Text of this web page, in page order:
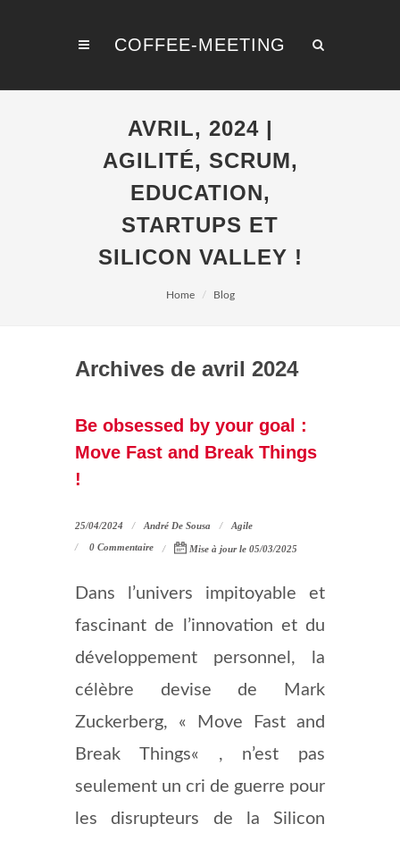
COFFEE-MEETING
AVRIL, 2024 |
AGILITÉ, SCRUM,
EDUCATION,
STARTUPS ET
SILICON VALLEY !
Home Blog
Archives de avril 2024
Be obsessed by your goal :
Move Fast and Break Things
!
25/04/2024 André De Sousa
Agile
0 Commentaire
Mise à jour le 05/03/2025
Dans l’univers impitoyable et
fascinant de l’innovation et du
développement personnel, la
célèbre devise de Mark
Zuckerberg, « Move Fast and
Break Things« , n’est pas
seulement un cri de guerre pour
les disrupteurs de la Silicon